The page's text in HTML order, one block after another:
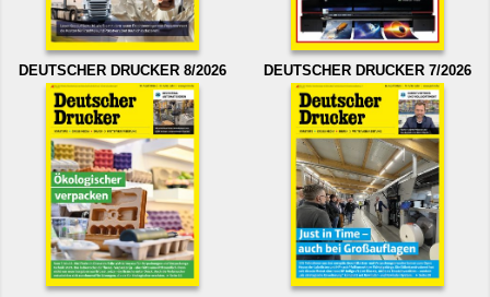
DEUTSCHER DRUCKER 8/2026 DEUTSCHER DRUCKER 7/2026